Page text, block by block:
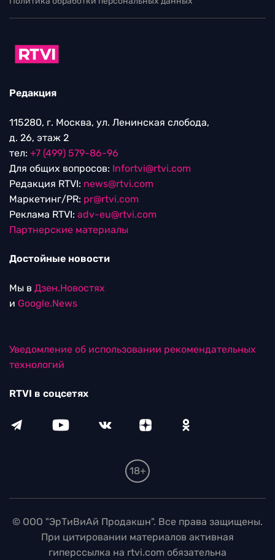
Редакция
115280, г. Москва, ул. Ленинская слобода,
д. 26, этаж 2
тел: +7 (499) 579-86-96
Для общих вопросов: Infortvi@rtvi.com
Редакция RTVI: news@rtvi.com
Маркетинг/PR: pr@rtvi.com
Реклама RTVI: adv-eu@rtvi.com
Партнерские материалы
Достойные новости
Мы в Дзен.Новостях
и Google.News
Уведомление об использовании рекомендательных
технологий
RTVI в соцсетях
18+
© ООО "ЭрТиВиАй Продакшн". Все права защищены.
При цитировании материалов активная
гиперссылка на rtvi.com обязательна